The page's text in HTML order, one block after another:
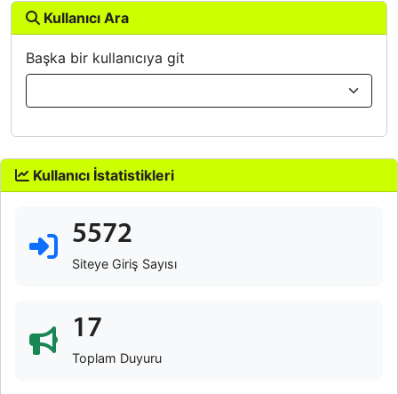
Kullanıcı Ara
Başka bir kullanıcıya git
Kullanıcı İstatistikleri
5572
Siteye Giriş Sayısı
17
Toplam Duyuru